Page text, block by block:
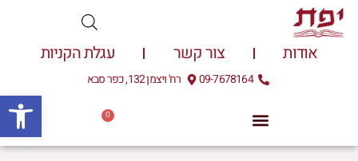
דילוג
לתוכן
אודות צור קשר עגלת הקניות
09-7678164 רח' ויצמן 132, כפר סבא
0
עגלת